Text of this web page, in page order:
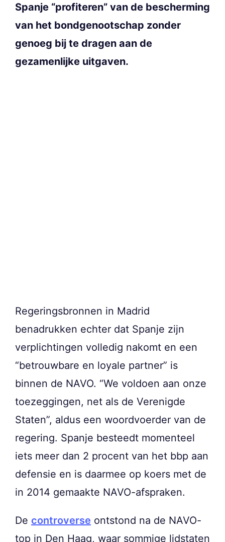
Spanje “profiteren” van de bescherming
van het bondgenootschap zonder
genoeg bij te dragen aan de
gezamenlijke uitgaven.
Regeringsbronnen in Madrid
benadrukken echter dat Spanje zijn
verplichtingen volledig nakomt en een
“betrouwbare en loyale partner” is
binnen de NAVO. “We voldoen aan onze
toezeggingen, net als de Verenigde
Staten”, aldus een woordvoerder van de
regering. Spanje besteedt momenteel
iets meer dan 2 procent van het bbp aan
defensie en is daarmee op koers met de
in 2014 gemaakte NAVO-afspraken.
De controverse ontstond na de NAVO-
top in Den Haag, waar sommige lidstaten